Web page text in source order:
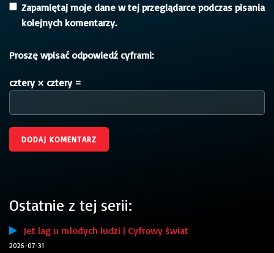
Zapamiętaj moje dane w tej przeglądarce podczas pisania
kolejnych komentarzy.
Proszę wpisać odpowiedź cyframi:
cztery × cztery =
Ostatnie z tej serii:
Jet lag u młodych ludzi | Cyfrowy świat
2026-07-31